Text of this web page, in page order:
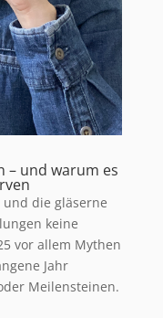
– und warum es
die gläserne
keine
vor allem Mythen
Jahr
Meilensteinen.